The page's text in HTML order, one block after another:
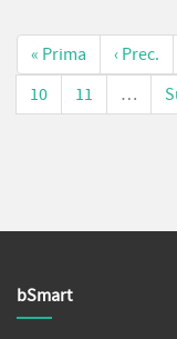
« Prima ‹ Prec.
10
11 …
bSmart